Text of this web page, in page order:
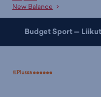
New Balance
Budget Sport —